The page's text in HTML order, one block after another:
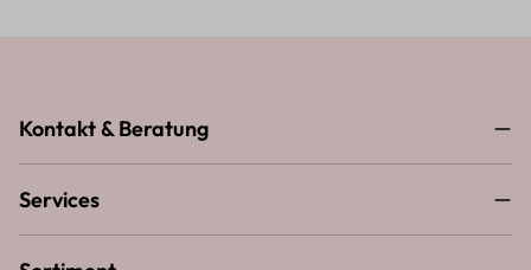
Kontakt & Beratung
Services